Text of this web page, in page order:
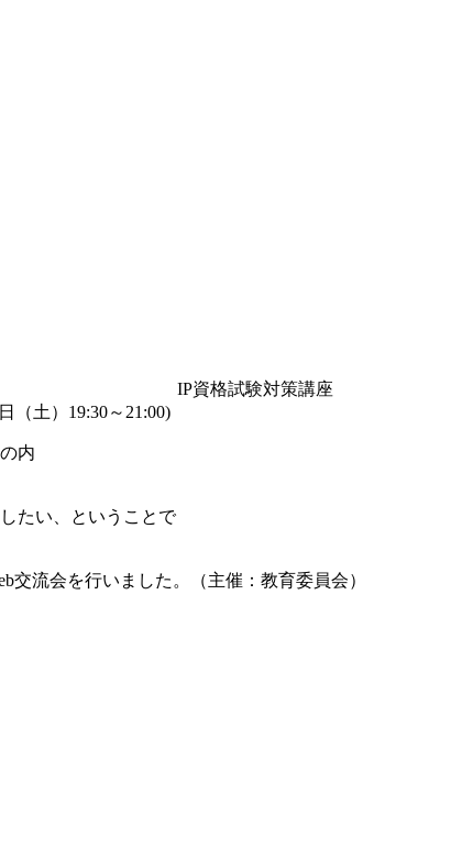
IP資格試験対策講座
土）19:30～21:00)
内
たい、ということで
流会を行いました。（主催：教育委員会）